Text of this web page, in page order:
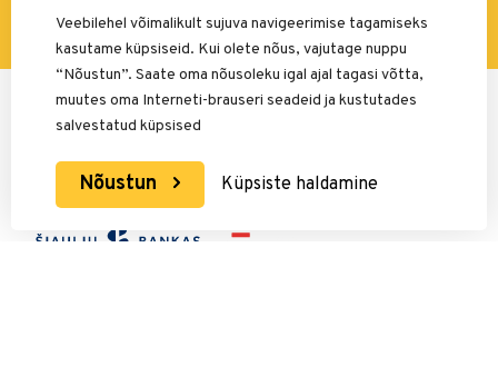
Maksete eest vastutab:
Veebilehel võimalikult sujuva navigeerimise tagamiseks
kasutame küpsiseid. Kui olete nõus, vajutage nuppu
“Nõustun”. Saate oma nõusoleku igal ajal tagasi võtta,
muutes oma Interneti-brauseri seadeid ja kustutades
salvestatud küpsised
Nõustun Küpsiste haldamine